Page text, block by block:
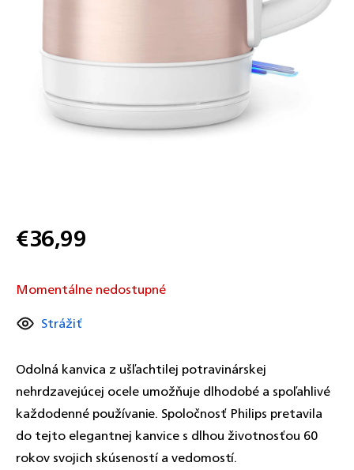
€36,99
cena:
Momentálne nedostupné
Odolná kanvica z ušľachtilej potravinárskej
nehrdzavejúcej ocele umožňuje dlhodobé a spoľahlivé
každodenné používanie. Spoločnosť Philips pretavila
do tejto elegantnej kanvice s dlhou životnosťou 60
rokov svojich skúseností a vedomostí.
Strážiť